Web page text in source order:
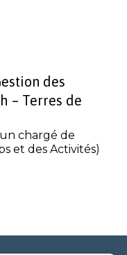
des
– Terres de
chargé de
et des Activités)